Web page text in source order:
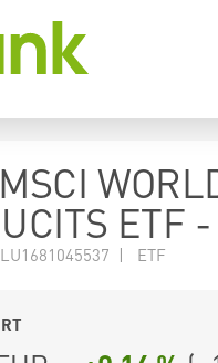
ETF
| ETF
RT